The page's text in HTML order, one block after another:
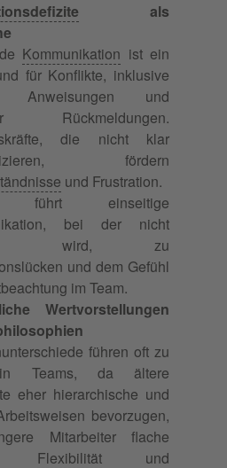
als
Kommunikation ist ein
für Konflikte, inklusive
Anweisungen und
Rückmeldungen.
die nicht klar
fördern
und Frustration.
führt einseitige
bei der nicht
wird, zu
und dem Gefühl
im Team.
Wertvorstellungen
führen oft zu
in Teams, da ältere
eher hierarchische und
bevorzugen,
Mitarbeiter flache
Flexibilitätund